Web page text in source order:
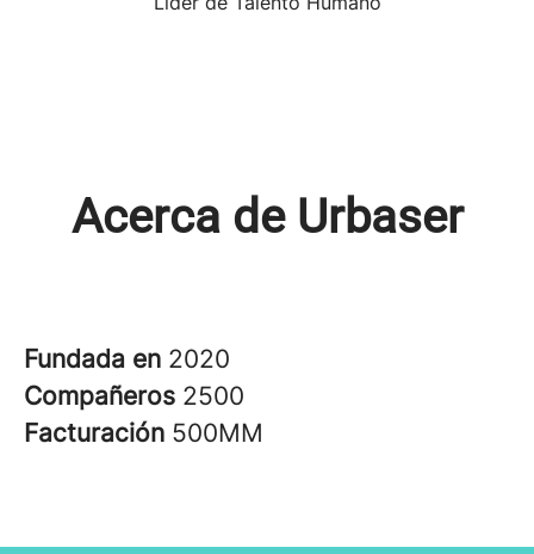
Acerca de Urbaser
Fundada en 2020
Compañeros 2500
Facturación 500MM